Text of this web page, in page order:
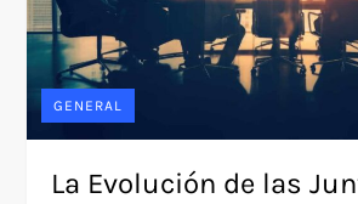
GENERAL
La Evolución de las